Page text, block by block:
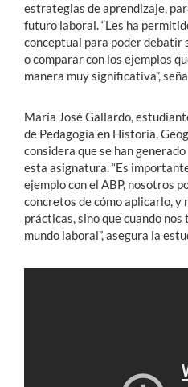
estrategias de aprendizaje,
futuro laboral. “Les ha
conceptual para poder debatir
o comparar con los ejemplos
manera muy significativa”,
María José Gallardo,
de Pedagogía en Historia,
considera que se han
esta asignatura. “Es
ejemplo con el ABP, nosotros
concretos de cómo aplicarlo, y
prácticas, sino que cuando
mundo laboral”, asegura la